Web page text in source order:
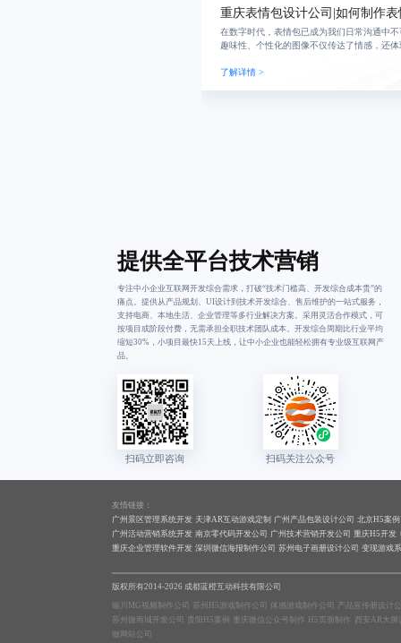
重庆表情包设计公司|如何制作
在数字时代，表情包已成为我们日常沟通中
趣味性、个性化的图像不仅传达了情感，还
了解详情 >
提供全平台技术营销
专注中小企业互联网开发综合需求，打破“技术门槛高、开发综合成本贵”的
痛点。提供从产品规划、UI设计到技术开发综合、售后维护的一站式服务，
支持电商、本地生活、企业管理等多行业解决方案。采用灵活合作模式，可
按项目或阶段付费，无需承担全职技术团队成本。开发综合周期比行业平均
缩短30%，小项目最快15天上线，让中小企业也能轻松拥有专业级互联网产
品。
友情链接：
广州景区管理系统开发 天津AR互动游戏定制 广州产品包装设计公司 北京H5案例
广州活动营销系统开发 南京零代码开发公司 广州技术营销开发公司 重庆H5开发
重庆企业管理软件开发 深圳微信海报制作公司 苏州电子画册设计公司 变现游戏
版权所有2014-2026 成都蓝橙互动科技有限公司
银川MG视频制作公司 苏州H5游戏制作公司 体感游戏制作公司
产品宣传册设计
苏州微商城开发公司
贵阳H5案例 重庆微信公众号制作 H5页面制作
西安AR大屏
做网站公司